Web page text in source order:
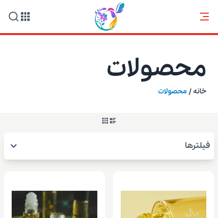
محصولات
خانه / محصولات
فیلترها